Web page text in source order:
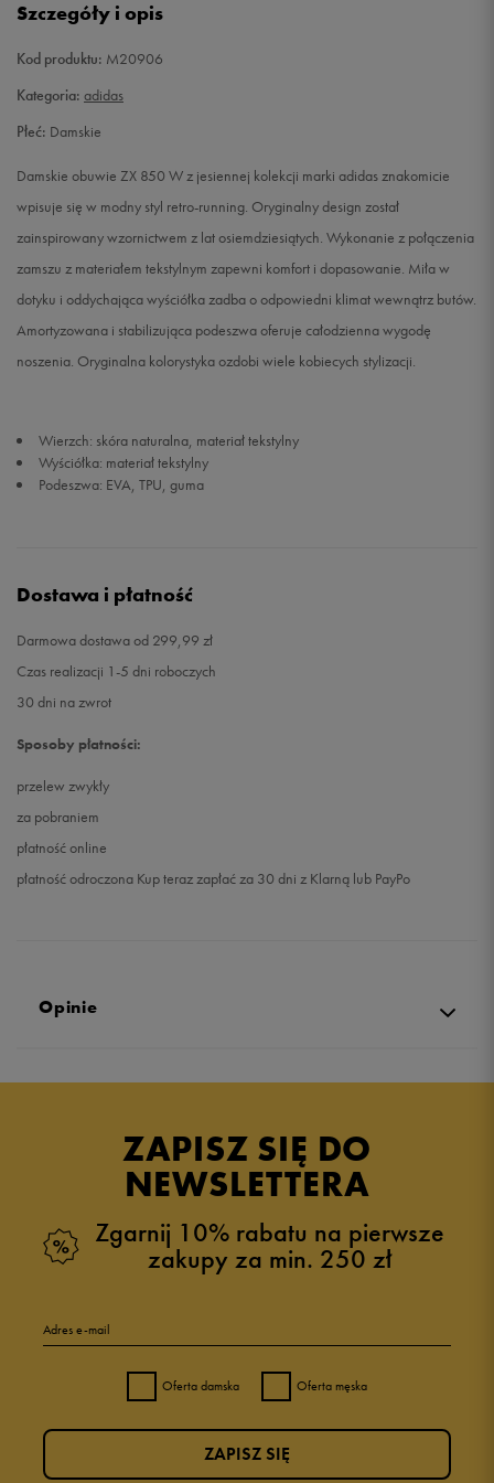
38 2/3 24 cm
40 25 cm Powiadom o dostępności
40 2/3 25,5 cm Powiadom o dostępności
42 2/3 27 cm Powiadom o dostępności
Szczegóły i opis
Kod produktu: M20906
Kategoria: adidas
Płeć: Damskie
Damskie obuwie ZX 850 W z jesiennej kolekcji marki adidas znakomicie
wpisuje się w modny styl retro-running. Oryginalny design został
zainspirowany wzornictwem z lat osiemdziesiątych. Wykonanie z połączenia
zamszu z materiałem tekstylnym zapewni komfort i dopasowanie. Miła w
dotyku i oddychająca wyściółka zadba o odpowiedni klimat wewnątrz butów.
Amortyzowana i stabilizująca podeszwa oferuje całodzienna wygodę
noszenia. Oryginalna kolorystyka ozdobi wiele kobiecych stylizacji.
Wierzch: skóra naturalna, materiał tekstylny
Wyściółka: materiał tekstylny
Podeszwa: EVA, TPU, guma
Dostawa i płatność
Darmowa dostawa od 299,99 zł
Czas realizacji 1-5 dni roboczych
30 dni na zwrot
Sposoby płatności:
przelew zwykły
za pobraniem
płatność online
płatność odroczona Kup teraz zapłać za 30 dni z Klarną lub PayPo
Opinie
ZAPISZ SIĘ DO
NEWSLETTERA
Zgarnij 10% rabatu na pierwsze
zakupy za min. 250 zł
Adres e-mail
Oferta damska Oferta męska
ZAPISZ SIĘ